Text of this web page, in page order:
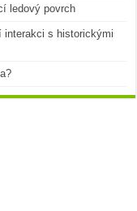
ledový povrch
interakci s historickými